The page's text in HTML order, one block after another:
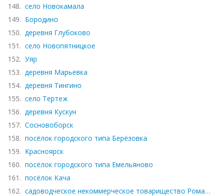
148. село Новокамала
149. Бородино
150. деревня Глубоково
151. село Новопятницкое
152. Уяр
153. деревня Марьевка
154. деревня Тингино
155. село Тертеж
156. деревня Кускун
157. Сосновоборск
158. посёлок городского типа Берёзовка
159. Красноярск
160. посёлок городского типа Емельяново
161. посёлок Кача
162.
садоводческое некоммерческое товарищество Ромашка